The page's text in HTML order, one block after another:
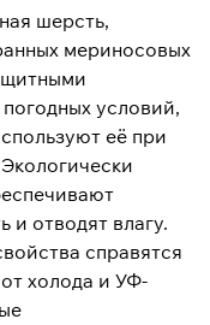
шерсть,
мериносовых
условий,
её при
отводят влагу.
справятся
холода и УФ-